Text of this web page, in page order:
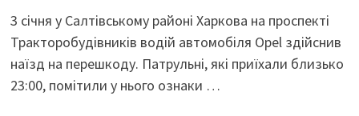
3 січня у Салтівському районі Харкова на проспекті
Тракторобудівників водій автомобіля Opel здійснив
наїзд на перешкоду. Патрульні, які приїхали близько
23:00, помітили у нього ознаки …